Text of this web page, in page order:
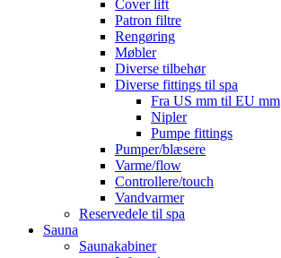
Cover lift
Patron filtre
Rengøring
Møbler
Diverse tilbehør
Diverse fittings til spa
Fra US mm til EU mm
Nipler
Pumpe fittings
Pumper/blæsere
Varme/flow
Controllere/touch
Vandvarmer
Reservedele til spa
Sauna
Saunakabiner